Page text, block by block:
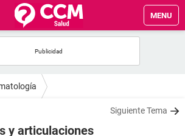
MENU
Siguiente Tema
y articulaciones